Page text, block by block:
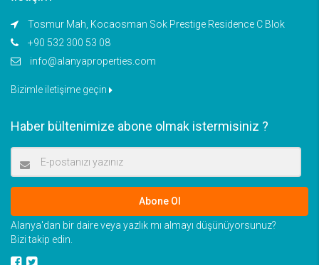
Tosmur Mah, Kocaosman Sok Prestige Residence C Blok
+90 532 300 53 08
info@alanyaproperties.com
Bizimle iletişime geçin
Haber bültenimize abone olmak istermisiniz ?
Abone Ol
Alanya'dan bir daire veya yazlık mı almayı düşünüyorsunuz?
Bizi takip edin.